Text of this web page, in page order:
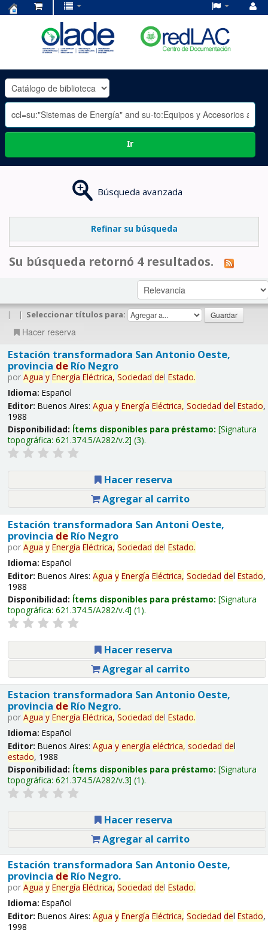
OLADE
-
Ir
Búsqueda avanzada
Refinar su búsqueda
Su búsqueda retornó 4 resultados.
| | Seleccionar títulos para:
Hacer reserva
Estación transformadora San Antonio Oeste,
provincia deRío Negro
por Agua y Energía Eléctrica, Sociedad del Estado.
Idioma: Español
Editor: Buenos Aires: Agua y Energía Eléctrica, Sociedad del Estado,
1988
Disponibilidad: Ítems disponibles para préstamo: Signatura
topográfica: 621.374.5/A282/v.2 (3).
Hacer reserva
Agregar al carrito
Estación transformadora San Antoni Oeste,
provincia deRío Negro
por Agua y Energía Eléctrica, Sociedad del Estado.
Idioma: Español
Editor: Buenos Aires: Agua y Energía Eléctrica, Sociedad del Estado,
1988
Disponibilidad: Ítems disponibles para préstamo: Signatura
topográfica: 621.374.5/A282/v.4 (1).
Hacer reserva
Agregar al carrito
Estacion transformadora San Antonio Oeste,
provincia deRío Negro.
por Agua y Energía Eléctrica, Sociedad del Estado.
Idioma: Español
Editor: Buenos Aires: Agua y energía eléctrica, sociedad del
estado, 1988
Disponibilidad: Ítems disponibles para préstamo: Signatura
topográfica: 621.374.5/A282/v.3 (1).
Hacer reserva
Agregar al carrito
Estación transformadora San Antonio Oeste,
provincia deRío Negro.
por Agua y Energía Eléctrica, Sociedad del Estado.
Idioma: Español
Editor: Buenos Aires: Agua y Energía Eléctrica, Sociedad del Estado,
1998